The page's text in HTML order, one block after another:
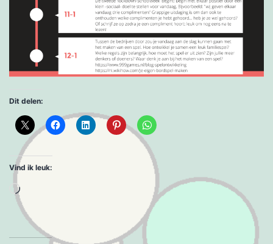
Dit delen:
Vind ik leuk:
Aan
het
laden...